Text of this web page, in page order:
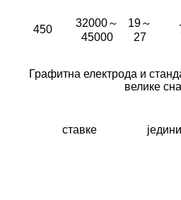
450
32000～
45000
19～
27
Графитна електрода и
велике
ставке